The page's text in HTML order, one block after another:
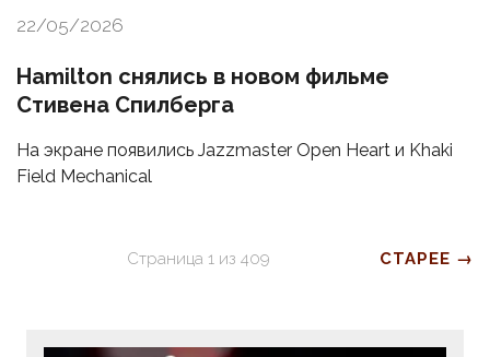
22/05/2026
Hamilton снялись в новом фильме
Стивена Спилберга
На экране появились Jazzmaster Open Heart и Khaki
Field Mechanical
Страница 1из 409 СТАРЕЕ →